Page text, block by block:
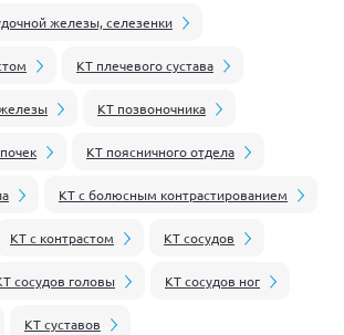
железы, селезенки
КТ плечевого сустава
КТ позвоночника
КТ поясничного отдела
КТ с болюсным контрастированием
КТ с контрастом КТ сосудов
сосудов головы КТ сосудов ног
КТ суставов